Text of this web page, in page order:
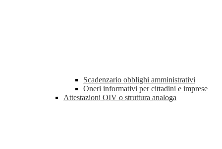
Scadenzario obblighi amministrativi
Oneri informativi per cittadini e imprese
Attestazioni OIV o struttura analoga